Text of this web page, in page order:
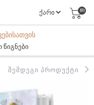
(0)
წიგნები
ᲨᲔᲛᲓᲔᲒᲘ ᲞᲠᲝᲓᲣᲥᲢᲘ